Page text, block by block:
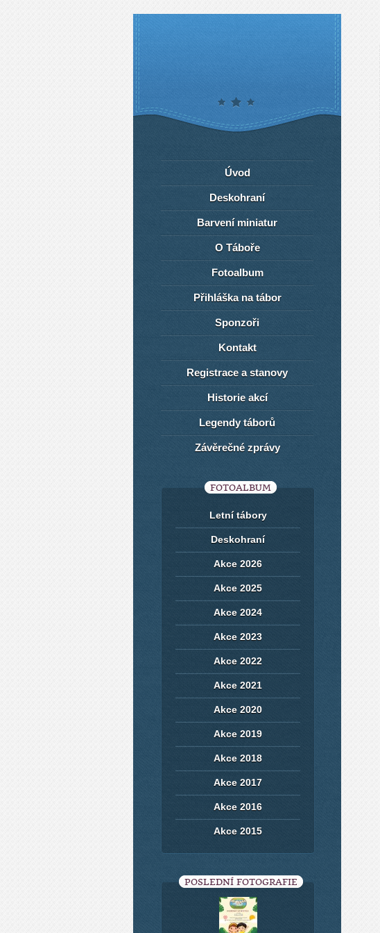
Úvod
Deskohraní
Barvení miniatur
O Táboře
Fotoalbum
Přihláška na tábor
Sponzoři
Kontakt
Registrace a stanovy
Historie akcí
Legendy táborů
Závěrečné zprávy
FOTOALBUM
Letní tábory
Deskohraní
Akce 2026
Akce 2025
Akce 2024
Akce 2023
Akce 2022
Akce 2021
Akce 2020
Akce 2019
Akce 2018
Akce 2017
Akce 2016
Akce 2015
POSLEDNÍ FOTOGRAFIE